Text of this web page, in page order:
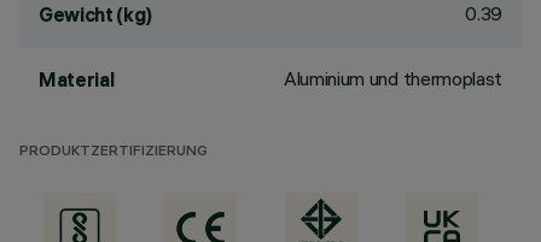
Gewicht (kg) 0.39
Material Aluminium und thermoplast
PRODUKTZERTIFIZIERUNG